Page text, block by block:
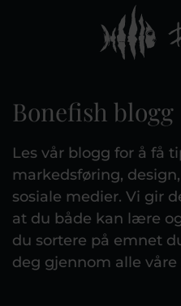
Skip to main
Bonefish blogg
Les vår blogg for å få
markedsføring,
sosiale medier. Vi gir
at du både kan lære
du sortere på emnet
deg gjennom alle våre